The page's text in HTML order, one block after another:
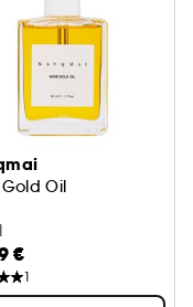
Gold Oil
€
1